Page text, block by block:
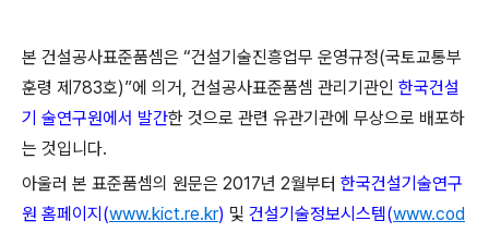
본 건설공사표준품셈은 “건설기술진흥업무 운영규정(국토교통부
훈령 제783호)”에 의거, 건설공사표준품셈 관리기관인 한국건설
기 술연구원에서 발간한 것으로 관련 유관기관에 무상으로 배포하
는 것입니다.
아울러 본 표준품셈의 원문은 2017년 2월부터 한국건설기술연구
원 홈페이지(www.kict.re.kr) 및 건설기술정보시스템(www.cod